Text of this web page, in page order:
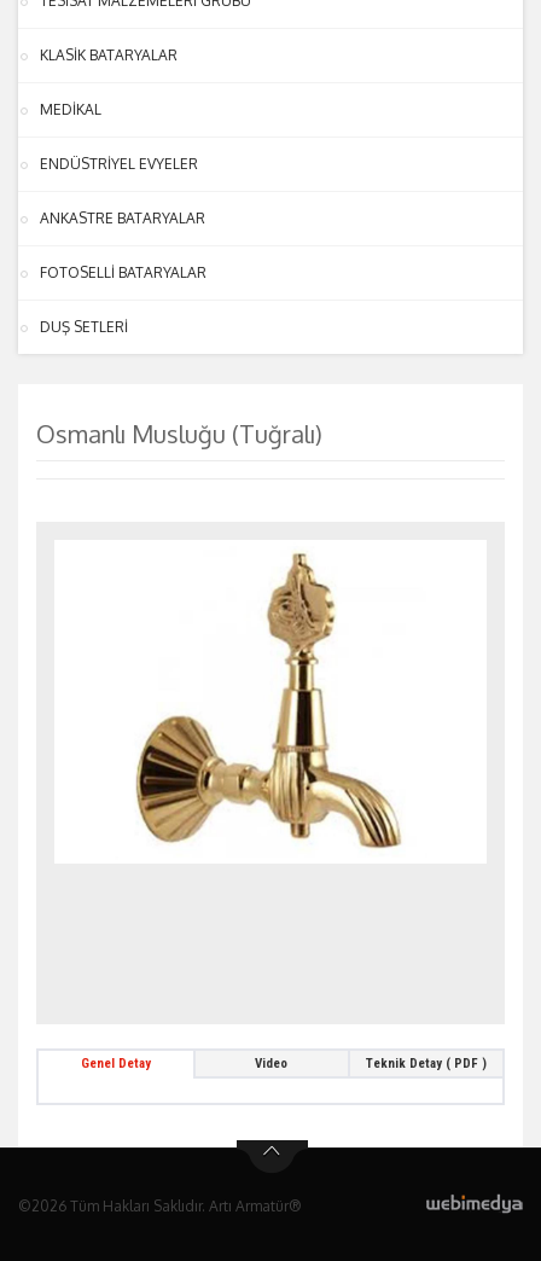
KLASİK BATARYALAR
MEDİKAL
ENDÜSTRİYEL EVYELER
ANKASTRE BATARYALAR
FOTOSELLİ BATARYALAR
DUŞ SETLERİ
Osmanlı Musluğu (Tuğralı)
Genel Detay Video Teknik Detay ( PDF )
©2026 Tüm Hakları Saklıdır. Artı Armatür®